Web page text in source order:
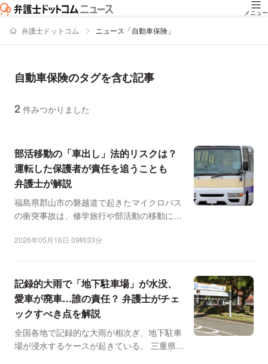
メニュー
弁護士ドットコム ニュース「自動車保険」
自動車保険のタグを含む記事
2 件みつかりました
部活移動の「車出し」法的リスクは？
運転した保護者が責任を追うことも
弁護士が解説
福島県郡山市の磐越道で起きたマイクロバス
の衝突事故は、修学旅行や部活動の移動にお
2026年05月16日 09時33分
記録的大雨で「地下駐車場」が水没、
愛車が廃車…誰の責任？ 弁護士がチェ
ックすべき点を解説
全国各地で記録的な大雨が相次ぎ、地下駐車
場が浸水するケースが起きている。 三重県四